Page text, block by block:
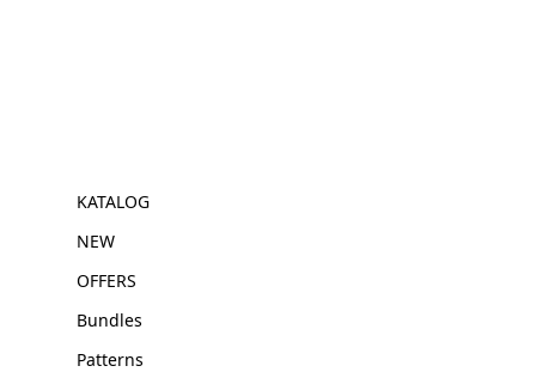
KATALOG
NEW
OFFERS
Bundles
Patterns